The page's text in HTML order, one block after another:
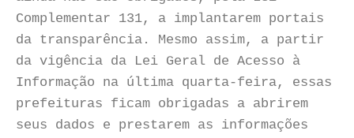
Complementar 131, a implantarem portais
da transparência. Mesmo assim, a partir
da vigência da Lei Geral de Acesso à
Informação na última quarta-feira, essas
prefeituras ficam obrigadas a abrirem
seus dados e prestarem as informações